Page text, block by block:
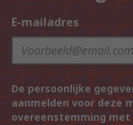
E-mailadres
De persoonlijke
aanmelden voor deze
overeenstemming met